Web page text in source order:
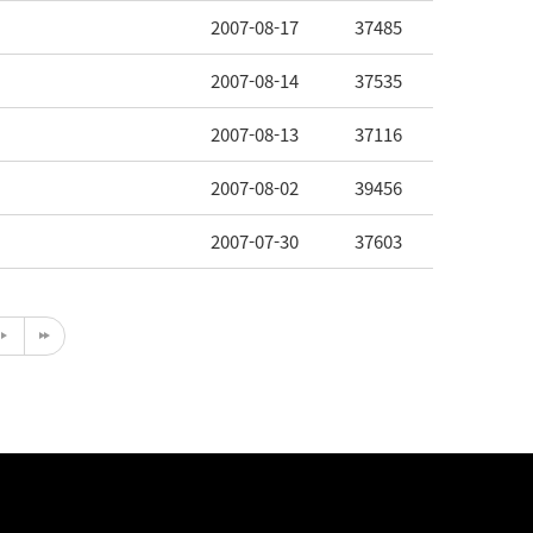
2007-08-17 37485
2007-08-14 37535
2007-08-13 37116
2007-08-02 39456
2007-07-30 37603